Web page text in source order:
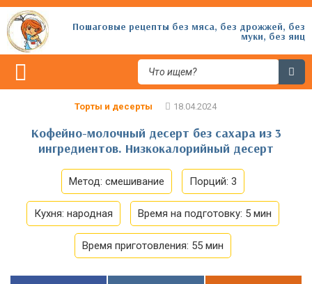
Пошаговые рецепты без мяса, без дрожжей, без
муки, без яиц
Торты и десерты
Кофейно-молочный десерт без сахара из 3
ингредиентов. Низкокалорийный десерт
Метод: смешивание Порций: 3
Кухня: народная Время на подготовку: 5 мин
Время приготовления: 55 мин